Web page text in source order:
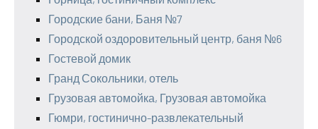
Городские бани, Баня №7
Городской оздоровительный центр, баня №6
Гостевой домик
Гранд Сокольники, отель
Грузовая автомойка, Грузовая автомойка
Гюмри, гостинично-развлекательный